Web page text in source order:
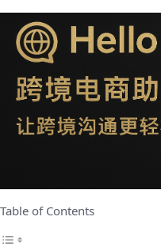
Table of Contents